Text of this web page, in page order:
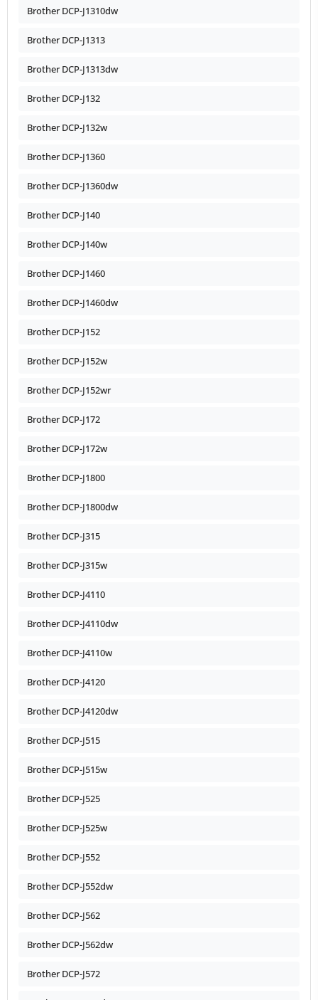
Brother DCP-J1310dw
Brother DCP-J1313
Brother DCP-J1313dw
Brother DCP-J132
Brother DCP-J132w
Brother DCP-J1360
Brother DCP-J1360dw
Brother DCP-J140
Brother DCP-J140w
Brother DCP-J1460
Brother DCP-J1460dw
Brother DCP-J152
Brother DCP-J152w
Brother DCP-J152wr
Brother DCP-J172
Brother DCP-J172w
Brother DCP-J1800
Brother DCP-J1800dw
Brother DCP-J315
Brother DCP-J315w
Brother DCP-J4110
Brother DCP-J4110dw
Brother DCP-J4110w
Brother DCP-J4120
Brother DCP-J4120dw
Brother DCP-J515
Brother DCP-J515w
Brother DCP-J525
Brother DCP-J525w
Brother DCP-J552
Brother DCP-J552dw
Brother DCP-J562
Brother DCP-J562dw
Brother DCP-J572